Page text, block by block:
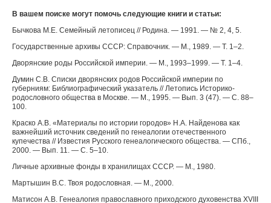
В вашем поиске могут помочь следующие книги и статьи:
Бычкова М.Е. Семейный летописец // Родина. — 1991. — № 2, 4, 5.
Государственные архивы СССР: Справочник. — М., 1989. — Т. 1–2.
Дворянские роды Российской империи. — М., 1993–1999. — Т. 1–4.
Думин С.В. Списки дворянских родов Российской империи по
губерниям: Библиографический указатель // Летопись Историко-
родословного общества в Москве. — М., 1995. — Вып. 3 (47). — С. 88–
100.
Краско А.В. «Материалы по истории городов» Н.А. Найденова как
важнейший источник сведений по генеалогии отечественного
купечества // Известия Русского генеалогического общества. — СПб.,
2000. — Вып. 11. — С. 5–10.
Личные архивные фонды в хранилищах СССР. — М., 1980.
Мартышин В.С. Твоя родословная. — М., 2000.
Матисон А.В. Генеалогия православного приходского духовенства XVIII